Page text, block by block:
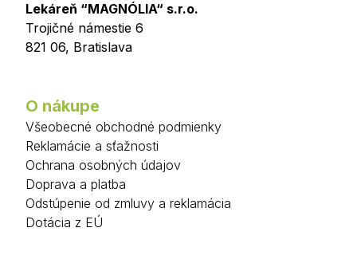
Lekáreň “MAGNÓLIA“ s.r.o.
Trojičné námestie 6
821 06, Bratislava
O nákupe
Všeobecné obchodné podmienky
Reklamácie a sťažnosti
Ochrana osobných údajov
Doprava a platba
Odstúpenie od zmluvy a reklamácia
Dotácia z EÚ